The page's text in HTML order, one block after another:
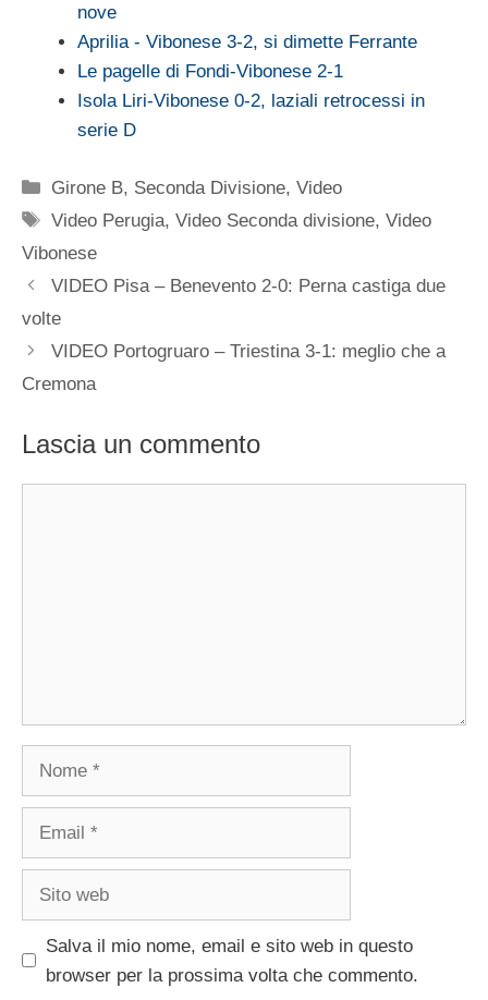
nove
Aprilia - Vibonese 3-2, si dimette Ferrante
Le pagelle di Fondi-Vibonese 2-1
Isola Liri-Vibonese 0-2, laziali retrocessi in
serie D
Categorie
Girone B, Seconda Divisione,Video
Tag
Video Perugia,Video Seconda divisione,Video
Vibonese
VIDEO Pisa – Benevento 2-0: Perna castiga due
volte
VIDEO Portogruaro – Triestina 3-1: meglio che a
Cremona
Lascia un commento
Nome
Email
Sito
Salva il mio nome, email e sito web in questo
browser per la prossima volta che commento.